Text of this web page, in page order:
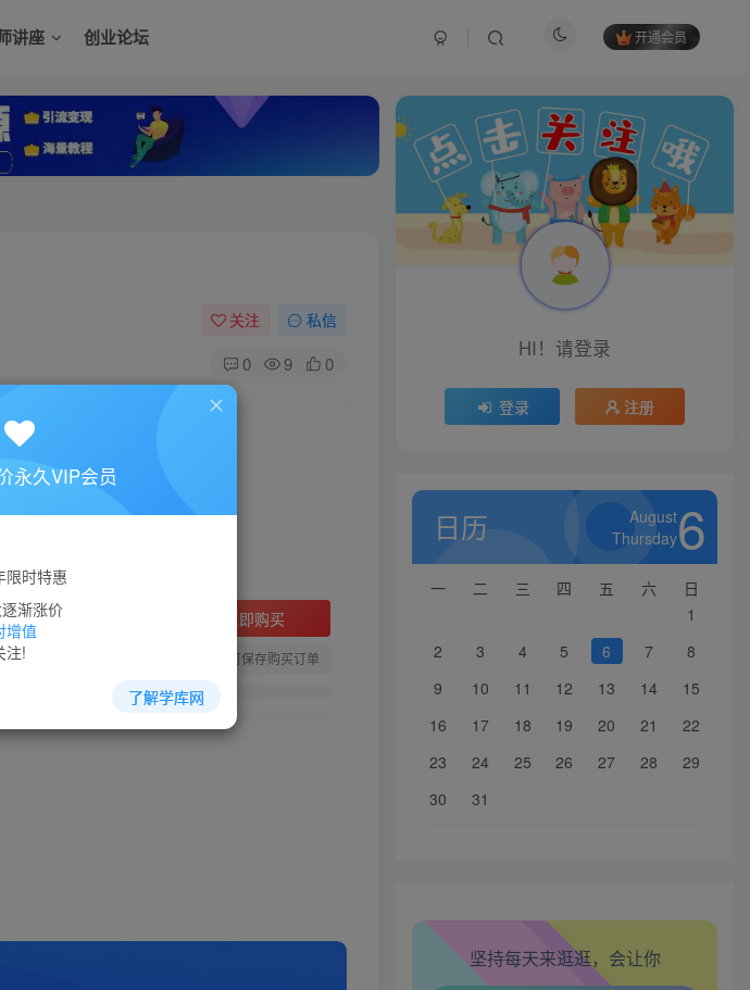
讲座 创业论坛 开通会员
关注 私信
0 9 0
化率2课
立即购买
您当前未登录！建议登陆后购买，可保存购买订单
HI！请登录
登录 注册
日历
August
Thursday6
一 二 三 四 五 六
日
1
2
3 4 5 6 7
8
9
10 11 12 13 14
15
16
17 18 19 20 21
22
23
24 25 26 27 28
29
30
31
坚持每天来逛逛，会让你
走路也有劲了！
永久VIP会员
限时特惠
渐涨价
增值
注!
了解学库网